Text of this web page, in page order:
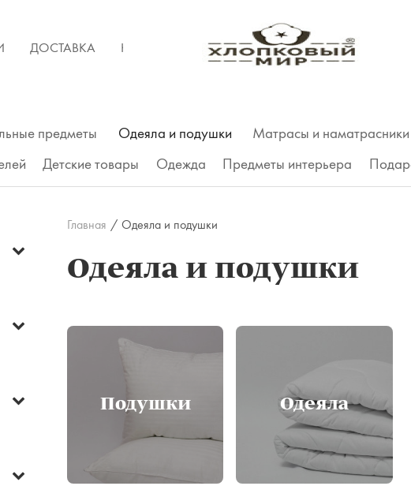
ДОСТАВКА КОНТАКТЫ
предметы Одеяла и подушки Матрасы и наматрасники
Детские товары Одежда
Трусы
Футболка
Рубашки, платья
Предметы интерьера
Главная / Одеяла и подушки
Одеяла и подушки
Подушки Одеяла